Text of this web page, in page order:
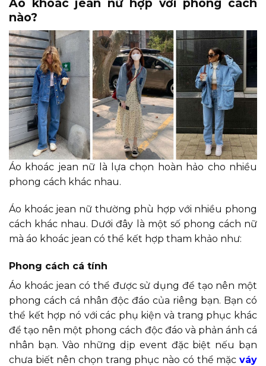
Áo khoác jean nữ hợp với phong cách
nào?
Áo khoác jean nữ là lựa chọn hoàn hảo cho nhiều
phong cách khác nhau.
Áo khoác jean nữ thường phù hợp với nhiều phong
cách khác nhau. Dưới đây là một số phong cách nữ
mà áo khoác jean có thể kết hợp tham khảo như:
Phong cách cá tính
Áo khoác jean có thể được sử dụng để tạo nên một
phong cách cá nhân độc đáo của riêng bạn. Bạn có
thể kết hợp nó với các phụ kiện và trang phục khác
để tạo nên một phong cách độc đáo và phản ánh cá
nhân bạn. Vào những dịp event đặc biệt nếu bạn
chưa biết nên chọn trang phục nào có thể mặc váy